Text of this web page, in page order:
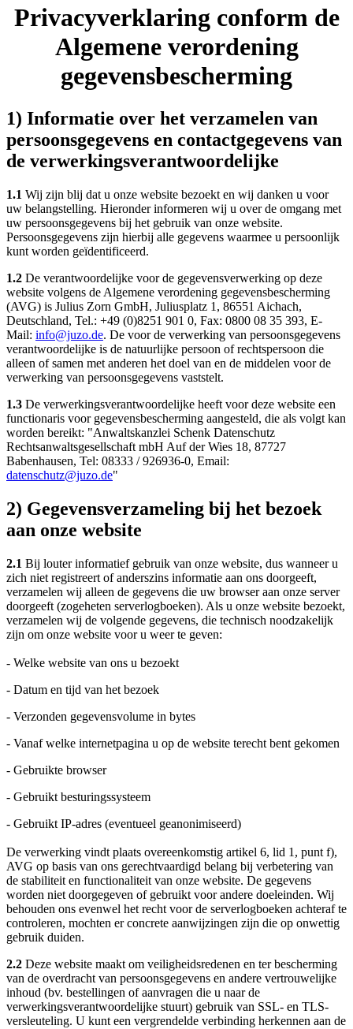
Privacyverklaring conform de
Algemene verordening
gegevensbescherming
1) Informatie over het verzamelen van
persoonsgegevens en contactgegevens van
de verwerkingsverantwoordelijke
1.1 Wij zijn blij dat u onze website bezoekt en wij danken u voor
uw belangstelling. Hieronder informeren wij u over de omgang met
uw persoonsgegevens bij het gebruik van onze website.
Persoonsgegevens zijn hierbij alle gegevens waarmee u persoonlijk
kunt worden geïdentificeerd.
1.2 De verantwoordelijke voor de gegevensverwerking op deze
website volgens de Algemene verordening gegevensbescherming
(AVG) is Julius Zorn GmbH, Juliusplatz 1, 86551 Aichach,
Deutschland, Tel.: +49 (0)8251 901 0, Fax: 0800 08 35 393, E-
Mail: info@juzo.de. De voor de verwerking van persoonsgegevens
verantwoordelijke is de natuurlijke persoon of rechtspersoon die
alleen of samen met anderen het doel van en de middelen voor de
verwerking van persoonsgegevens vaststelt.
1.3 De verwerkingsverantwoordelijke heeft voor deze website een
functionaris voor gegevensbescherming aangesteld, die als volgt kan
worden bereikt: "Anwaltskanzlei Schenk Datenschutz
Rechtsanwaltsgesellschaft mbH Auf der Wies 18, 87727
Babenhausen, Tel: 08333 / 926936-0, Email:
datenschutz@juzo.de"
2) Gegevensverzameling bij het bezoek
aan onze website
2.1 Bij louter informatief gebruik van onze website, dus wanneer u
zich niet registreert of anderszins informatie aan ons doorgeeft,
verzamelen wij alleen de gegevens die uw browser aan onze server
doorgeeft (zogeheten serverlogboeken). Als u onze website bezoekt,
verzamelen wij de volgende gegevens, die technisch noodzakelijk
zijn om onze website voor u weer te geven:
- Welke website van ons u bezoekt
- Datum en tijd van het bezoek
- Verzonden gegevensvolume in bytes
- Vanaf welke internetpagina u op de website terecht bent gekomen
- Gebruikte browser
- Gebruikt besturingssysteem
- Gebruikt IP-adres (eventueel geanonimiseerd)
De verwerking vindt plaats overeenkomstig artikel 6, lid 1, punt f),
AVG op basis van ons gerechtvaardigd belang bij verbetering van
de stabiliteit en functionaliteit van onze website. De gegevens
worden niet doorgegeven of gebruikt voor andere doeleinden. Wij
behouden ons evenwel het recht voor de serverlogboeken achteraf te
controleren, mochten er concrete aanwijzingen zijn die op onwettig
gebruik duiden.
2.2 Deze website maakt om veiligheidsredenen en ter bescherming
van de overdracht van persoonsgegevens en andere vertrouwelijke
inhoud (bv. bestellingen of aanvragen die u naar de
verwerkingsverantwoordelijke stuurt) gebruik van SSL- en TLS-
versleuteling. U kunt een vergrendelde verbinding herkennen aan de